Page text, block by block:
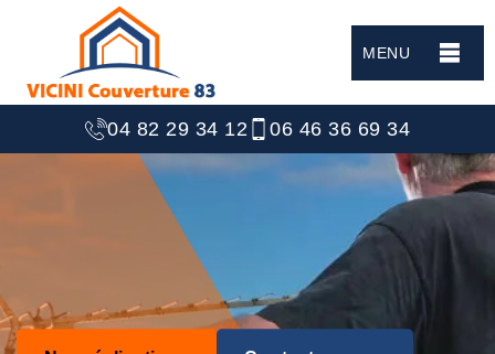
MENU
04 82 29 34 12 06 46 36 69 34